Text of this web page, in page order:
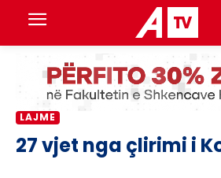
LAJME
27 vjet nga çlirimi i